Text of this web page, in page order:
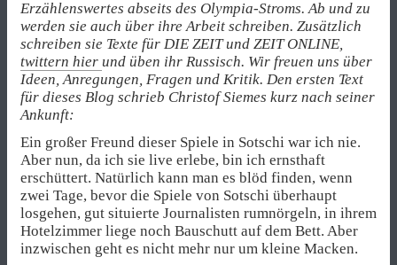
Erzählenswertes abseits des Olympia-Stroms. Ab und zu
werden sie auch über ihre Arbeit schreiben. Zusätzlich
schreiben sie Texte für DIE ZEIT und ZEIT ONLINE,
twittern hier und üben ihr Russisch. Wir freuen uns über
Ideen, Anregungen, Fragen und Kritik. Den ersten Text
für dieses Blog schrieb Christof Siemes kurz nach seiner
Ankunft:
Ein großer Freund dieser Spiele in Sotschi war ich nie.
Aber nun, da ich sie live erlebe, bin ich ernsthaft
erschüttert. Natürlich kann man es blöd finden, wenn
zwei Tage, bevor die Spiele von Sotschi überhaupt
losgehen, gut situierte Journalisten rumnörgeln, in ihrem
Hotelzimmer liege noch Bauschutt auf dem Bett. Aber
inzwischen geht es nicht mehr nur um kleine Macken.